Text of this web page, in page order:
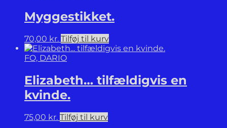
Myggestikket.
70,00 kr. Tilføj til kurv
FO, DARIO
Elizabeth… tilfældigvis en
kvinde.
75,00 kr. Tilføj til kurv